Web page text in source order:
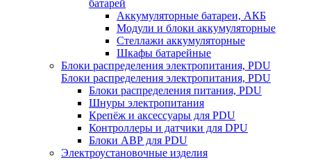
батарей
Аккумуляторные батареи, АКБ
Модули и блоки аккумуляторные
Стеллажи аккумуляторные
Шкафы батарейные
Блоки распределения электропитания, PDU
Блоки распределения электропитания, PDU
Блоки распределения питания, PDU
Шнуры электропитания
Крепёж и аксессуары для PDU
Контроллеры и датчики для DPU
Блоки АВР для PDU
Электроустановочные изделия